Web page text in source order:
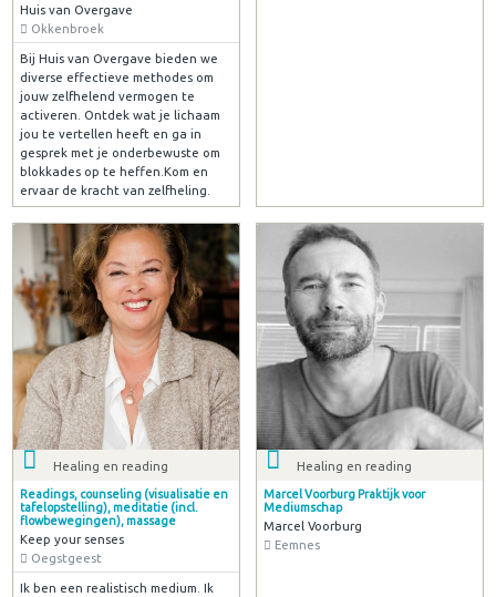
Huis van Overgave
Okkenbroek
Bij Huis van Overgave bieden we
diverse effectieve methodes om
jouw zelfhelend vermogen te
activeren. Ontdek wat je lichaam
jou te vertellen heeft en ga in
gesprek met je onderbewuste om
blokkades op te heffen.Kom en
ervaar de kracht van zelfheling.
Healing en reading
Readings, counseling (visualisatie en
tafelopstelling), meditatie (incl.
flowbewegingen), massage
Keep your senses
Oegstgeest
Ik ben een realistisch medium. Ik
Healing en reading
Marcel Voorburg Praktijk voor
Mediumschap
Marcel Voorburg
Eemnes